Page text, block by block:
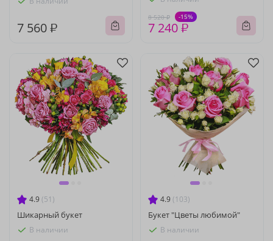
7 560 ₽
8 520 ₽ -15%
7 240 ₽
4.9 (51)
Шикарный букет
В наличии
4.9 (103)
Букет "Цветы любимой"
В наличии